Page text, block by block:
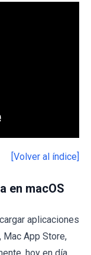
[Volver al índice]
en macOS
aplicaciones
App Store,